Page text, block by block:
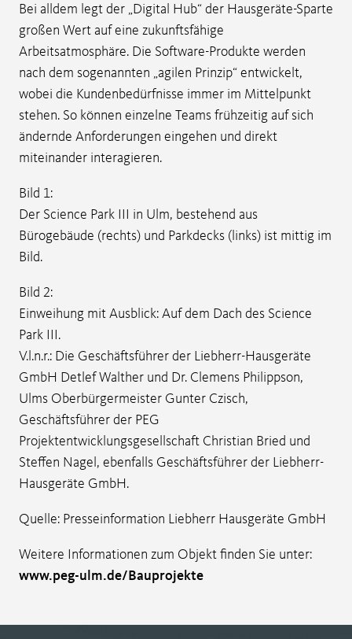
Bei alldem legt der „Digital Hub“ der Hausgeräte-Sparte
großen Wert auf eine zukunftsfähige
Arbeitsatmosphäre. Die Software-Produkte werden
nach dem sogenannten „agilen Prinzip“ entwickelt,
wobei die Kundenbedürfnisse immer im Mittelpunkt
stehen. So können einzelne Teams frühzeitig auf sich
ändernde Anforderungen eingehen und direkt
miteinander interagieren.
Bild 1:
Der Science Park III in Ulm, bestehend aus
Bürogebäude (rechts) und Parkdecks (links) ist mittig im
Bild.
Bild 2:
Einweihung mit Ausblick: Auf dem Dach des Science
Park III.
V.l.n.r.: Die Geschäftsführer der Liebherr-Hausgeräte
GmbH Detlef Walther und Dr. Clemens Philippson,
Ulms Oberbürgermeister Gunter Czisch,
Geschäftsführer der PEG
Projektentwicklungsgesellschaft Christian Bried und
Steffen Nagel, ebenfalls Geschäftsführer der Liebherr-
Hausgeräte GmbH.
Quelle: Presseinformation Liebherr Hausgeräte GmbH
Weitere Informationen zum Objekt finden Sie unter:
www.peg-ulm.de/Bauprojekte